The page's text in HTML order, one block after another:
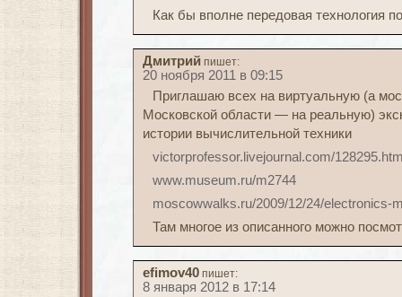
Как бы вполне передовая технология
Дмитрий пишет:
20 ноября 2011 в 09:15
Приглашаю всех на виртуальную (а
Московской области — на реальную)
истории вычислительной техники
victorprofessor.livejournal.com/
www.museum.ru/m2744
moscowwalks.ru/2009/12/24/electronics-
Там многое из описанного можно
efimov40 пишет:
8 января 2012 в 17:14